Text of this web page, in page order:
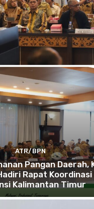
ATR/BPN
Pangan Daerah,
Rapat Koordinasi
Kalimantan Timur